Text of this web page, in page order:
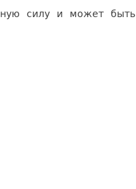
силу и может быть